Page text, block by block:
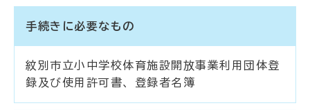
手続きに必要なもの
紋別市立小中学校体育施設開放事業利用団体登
録及び使用許可書、登録者名簿